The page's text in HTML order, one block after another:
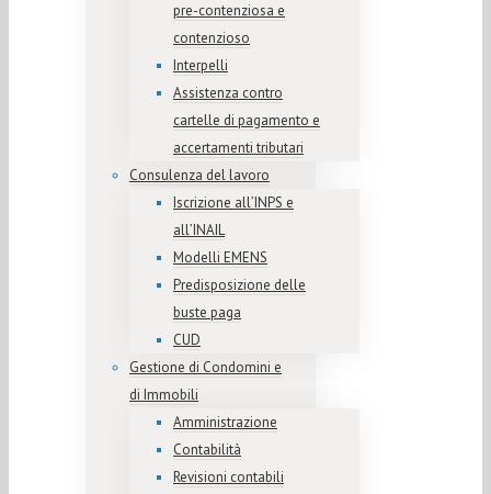
pre-contenziosa e
contenzioso
Interpelli
Assistenza contro
cartelle di pagamento e
accertamenti tributari
Consulenza del lavoro
Iscrizione all’INPS e
all’INAIL
Modelli EMENS
Predisposizione delle
buste paga
CUD
Gestione di Condomini e
di Immobili
Amministrazione
Contabilità
Revisioni contabili